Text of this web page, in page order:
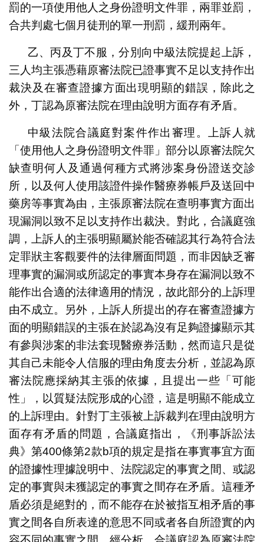
罰的一項使用他人之身份證明文件罪，兩罪並罰，
合共判處七個月徒刑的單一刑罰，緩刑兩年。
乙、丙及丁不服，分別向中級法院提起上訴，
三人均主張憑藉原審法院已證事實不足以支持作出
裁決及在審查證據方面出現明顯的錯誤，除此之
外，丁認為原審法院在理由說明方面存有矛盾。
中級法院合議庭對案件作出審理。上訴人就
「使用他人之身份證明文件罪」部分以原審法院欠
缺查明何人及通過何種方式將涉案身份證送交診
所，以及何人使用該證件操作醫療券帳戶及送回中
藥房等事實為由，主張原審法院在查明事實方面出
現漏洞以致不足以支持作出裁決。對此，合議庭強
調，上訴人的主張明顯屬於能否確認其行為符合法
定罪狀主客觀要件的法律層面問題，而非因缺乏審
理事實的漏洞或所認定的事實本身存在漏洞以致不
能作出合適的法律適用的情況，故此部分的上訴理
由不成立。另外，上訴人所提出的存在審查證據方
面的明顯錯誤的主張在於認為沒有足夠證據顯示其
有參與涉案的非法套現醫療券活動，然而這只是從
其自己未能令人信服的理由角度去分析，並認為原
審法院應採納其主張的依據，且提出一些「可能
性」，以質疑法院形成的心證，這是明顯不能成立
的上訴理由。針對丁主張被上訴裁判在理由說明方
面存有矛盾的問題，合議庭指出，《刑事訴訟法
典》第400條第2款b項的規定是指在事實事宜方面
的證據性理據說明中、法院認定的事實之間、或認
定的事實與未獲認定的事實之間存在矛盾。這種矛
盾必須是絕對的，而不能存在於被指互相矛盾的事
實之間各自所表達的意思不同或者各自所證實的內